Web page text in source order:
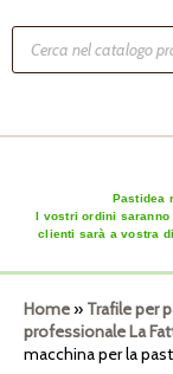
Ricerca
prodotti
Pastidea
I vostri ordini saranno
clienti sarà a vostra
Home» Trafile per
professionale La
macchina per la